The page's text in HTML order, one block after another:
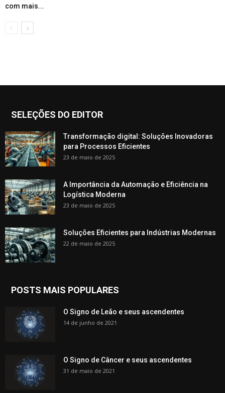
com mais...
SELEÇÕES DO EDITOR
Transformação digital: Soluções Inovadoras
para Processos Eficientes
23 de maio de 2025
A Importância da Automação e Eficiência na
Logística Moderna
23 de maio de 2025
Soluções Eficientes para Indústrias Modernas
22 de maio de 2025
POSTS MAIS POPULARES
O Signo de Leão e seus ascendentes
14 de junho de 2021
O Signo de Câncer e seus ascendentes
31 de maio de 2021